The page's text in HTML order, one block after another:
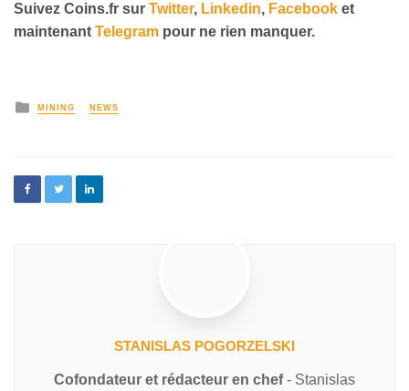
Suivez Coins.fr sur Twitter, Linkedin, Facebook et
maintenant Telegram pour ne rien manquer.
MINING NEWS
STANISLAS POGORZELSKI
Cofondateur et rédacteur en chef- Stanislas